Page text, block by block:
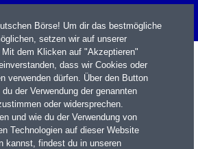
Börse! Um dir das bestmögliche
setzen wir auf unserer
dem Klicken auf "Akzeptieren"
dass wir Cookies oder
verwenden dürfen. Über den Button
der Verwendung der genannten
oder widersprechen.
und wie du der Verwendung von
Technologien auf dieser Website
kannst, findest du in unseren